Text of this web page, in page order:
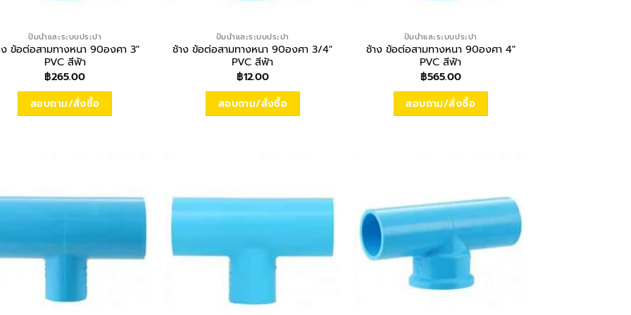
ปั้มน้ำและระบบประปา
ข้อต่อสามทางหนา 90องศา 3″
PVC สีฟ้า
฿265.00
สอบถาม/สั่งซื้อ
ปั้มน้ำและระบบประปา
ช้าง ข้อต่อสามทางหนา 90องศา 3/4″
PVC สีฟ้า
฿12.00
สอบถาม/สั่งซื้อ
ปั้มน้ำและระบบประปา
ช้าง ข้อต่อสามทางหนา 90องศา 4″
PVC สีฟ้า
฿565.00
สอบถาม/สั่งซื้อ